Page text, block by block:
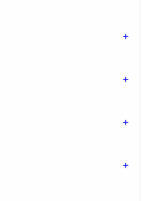
+
+
+
+